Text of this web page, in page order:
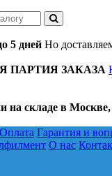
5 дней Но
ПАРТИЯ ЗАКАЗА
на складе в
Гарантия и
О нас